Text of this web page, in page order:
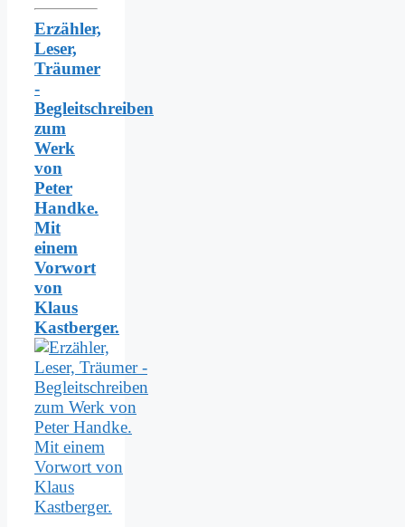
Erzähler,
Leser,
Träumer
-
Begleitschreiben
zum
Werk
von
Peter
Handke.
Mit
einem
Vorwort
von
Klaus
Kastberger.